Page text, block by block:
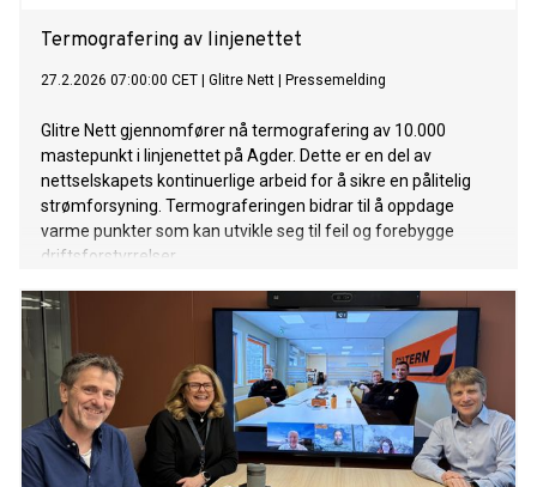
Termografering av linjenettet
27.2.2026 07:00:00 CET Glitre Nett Pressemelding
Glitre Nett gjennomfører nå termografering av 10.000
mastepunkt i linjenettet på Agder. Dette er en del av
nettselskapets kontinuerlige arbeid for å sikre en pålitelig
strømforsyning. Termograferingen bidrar til å oppdage
varme punkter som kan utvikle seg til feil og forebygge
driftsforstyrrelser.